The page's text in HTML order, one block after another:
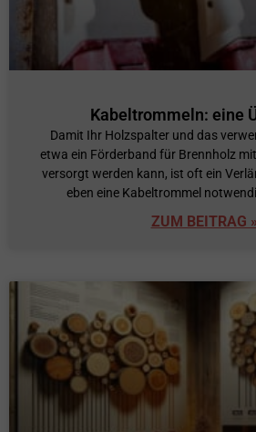
Kabeltrommeln: eine
Damit Ihr Holzspalter und das
etwa ein Förderband für Brennholz
versorgt werden kann, ist oft ein
eben eine Kabeltrommel
ZUM BEITRAG »